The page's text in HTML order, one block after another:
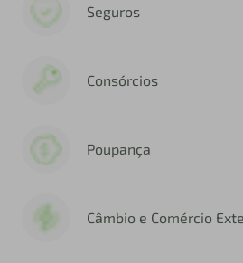
Seguros
Consórcios
Poupança
Câmbio e Comércio